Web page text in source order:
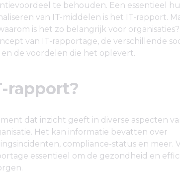
te behouden. Een essentieel
van IT-middelen is het IT-rapport.
is het zo belangrijk voor
van IT-rapportage, de verschillende
de voordelen die het oplevert.
rapport?
dat inzicht geeft in diverse aspecten
Het kan informatie bevatten over
compliance-status en meer.
essentieel om de gezondheid en